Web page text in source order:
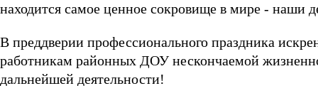
находится самое ценное сокровище в мире - наши
В преддверии профессионального праздника
работникам районных ДОУ нескончаемой
дальнейшей деятельности!